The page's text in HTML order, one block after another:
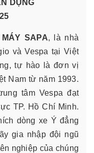
DỤNG
SAPA, là nhà
và Vespa tại Việt
tự hào là đơn vị
Nam từ năm 1993.
tâm Vespa đạt
TP. Hồ Chí Minh.
dòng xe Ý đẳng
gia nhập đội ngũ
nghiệp của chúng